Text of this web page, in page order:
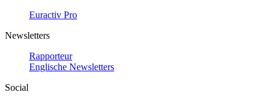
Euractiv Pro
Newsletters
Rapporteur
Englische Newsletters
Social